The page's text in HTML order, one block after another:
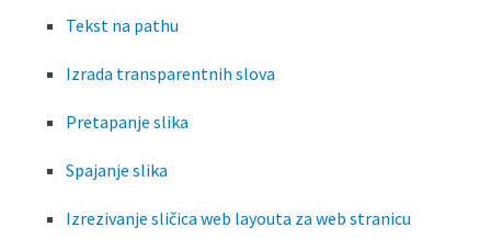
Tekst na pathu
Izrada transparentnih slova
Pretapanje slika
Spajanje slika
Izrezivanje sličica web layouta za web stranicu